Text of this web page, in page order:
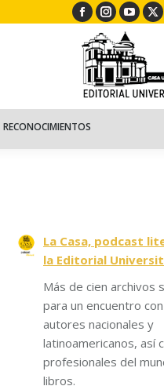
Facebook
page
opens
in
new
window
Instagram
page
opens
in
new
page
opens
in
new
X
in
RECONOCIMIENTOS
La Casa, podcast
la Editorial
Más de cien archivos
para un encuentro
autores nacionales y
latinoamericanos, así
profesionales del
libros.
NIÑOS CONTACTO